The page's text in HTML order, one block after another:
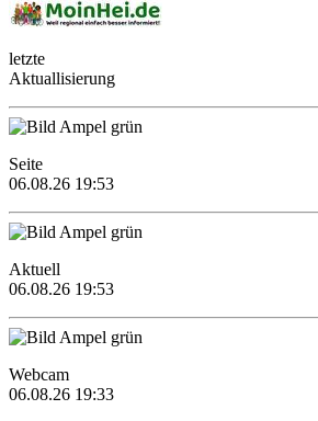
letzte
Aktuallisierung
Seite
06.08.26 19:53
Aktuell
06.08.26 19:53
Webcam
06.08.26 19:33